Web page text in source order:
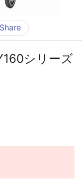
Share
シリーズ